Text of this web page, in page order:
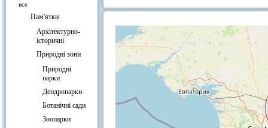
все
Пам'ятки
Архітектурно-
історичні
Природні зони
Природні
парки
Дендропарки
Ботанічні сади
Зоопарки